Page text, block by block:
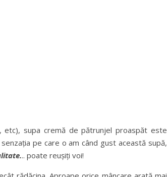
etc), supa cremă de pătrunjel proaspăt este
pe care o am când gust această supă,
.. poate reușiți voi!